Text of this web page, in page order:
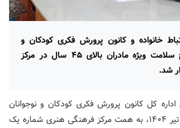
خانواده و کانون پرورش فکری کودکان و
نوجوانان کارگاه طرح سلامت ویژه مادران بالای ۴۵ سال در مرکز
شد.
کل کانون پرورش فکری کودکان و نوجوانان
استان یزد، دوشنبه ۳۰ تیر ۱۴۰۴، به همت مرکز فرهنگی هنری شماره یک